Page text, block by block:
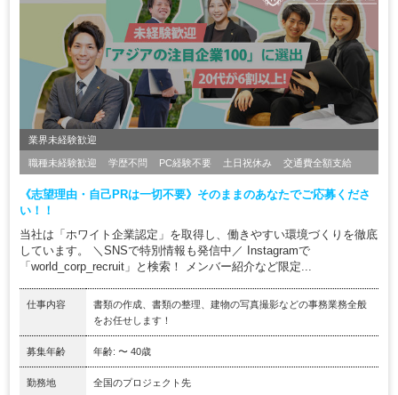
業界未経験歓迎
職種未経験歓迎 学歴不問 PC経験不要 土日祝休み 交通費全額支給
《志望理由・自己PRは一切不要》そのままのあなたでご応募くださ
い！！
当社は「ホワイト企業認定」を取得し、働きやすい環境づくりを徹底
しています。 ＼SNSで特別情報も発信中／ Instagramで
「world_corp_recruit」と検索！ メンバー紹介など限定...
仕事内容
書類の作成、書類の整理、建物の写真撮影などの事務業務全般
をお任せします！
募集年齢 年齢: 〜 40歳
勤務地 全国のプロジェクト先